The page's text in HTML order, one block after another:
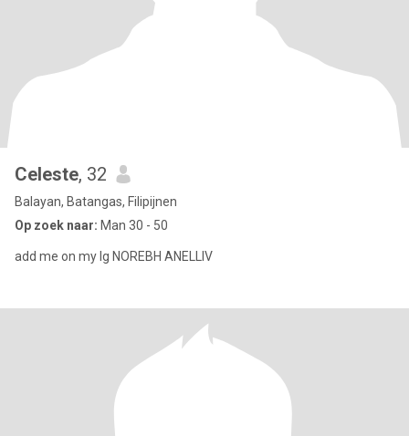
Celeste, 32
Balayan, Batangas, Filipijnen
Op zoek naar: Man 30 - 50
add me on my Ig NOREBH ANELLIV